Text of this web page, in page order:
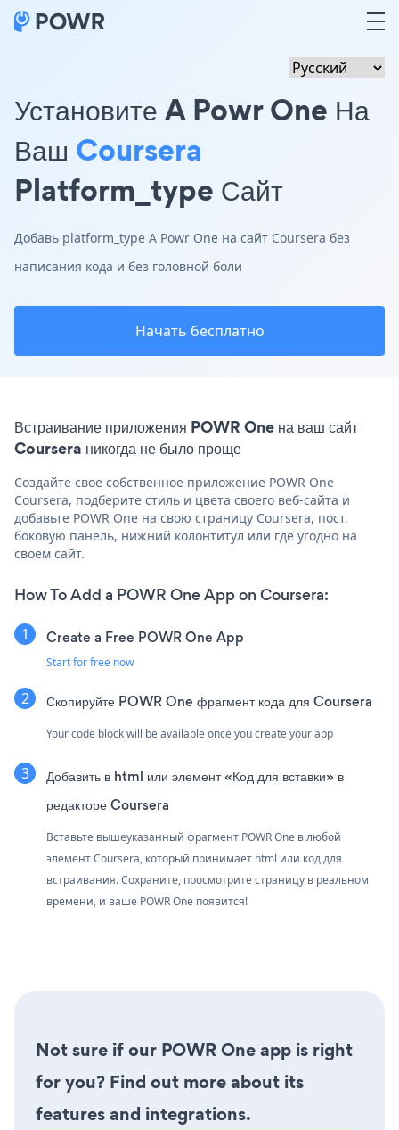
Установите A Powr One На
Ваш Coursera
Platform_type Сайт
Добавь platform_type A Powr One на сайт Coursera без
написания кода и без головной боли
Начать бесплатно
Встраивание приложения POWR One на ваш сайт
Coursera никогда не было проще
Создайте свое собственное приложение POWR One
Coursera, подберите стиль и цвета своего веб-сайта и
добавьте POWR One на свою страницу Coursera, пост,
боковую панель, нижний колонтитул или где угодно на
своем сайт.
How To Add a POWR One App on Coursera:
Create a Free POWR One App
Start for free now
Скопируйте POWR One фрагмент кода для Coursera
Your code block will be available once you create your app
Добавить в html или элемент «Код для вставки» в
редакторе Coursera
Вставьте вышеуказанный фрагмент POWR One в любой
элемент Coursera, который принимает html или код для
встраивания. Сохраните, просмотрите страницу в реальном
времени, и ваше POWR One появится!
Not sure if our POWR One app is right
for you? Find out more about its
features and integrations.